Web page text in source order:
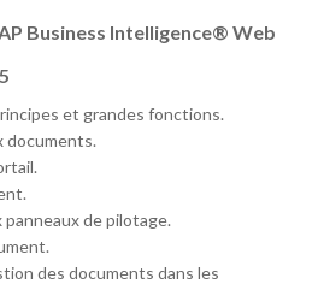
Business Intelligence® Web
et grandes fonctions.
documents.
de pilotage.
des documents dans les